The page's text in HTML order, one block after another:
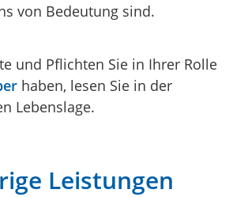
von Bedeutung sind.
und Pflichten Sie in Ihrer Rolle
haben, lesen Sie in der
Lebenslage.
Leistungen